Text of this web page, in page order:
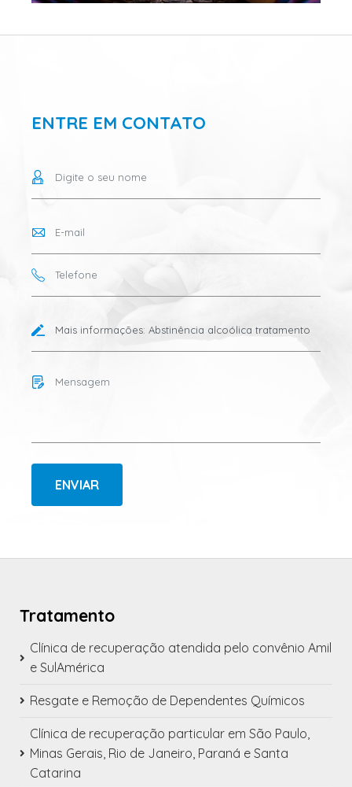
ENTRE EM CONTATO
ENVIAR
Tratamento
Clínica de recuperação atendida pelo convênio Amil
e SulAmérica
Resgate e Remoção de Dependentes Químicos
Clínica de recuperação particular em São Paulo,
Minas Gerais, Rio de Janeiro, Paraná e Santa
Catarina